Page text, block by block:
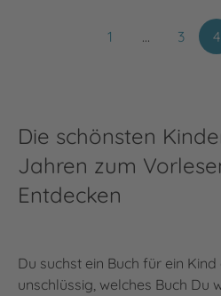
1 … 3 4
Die schönsten
Jahren zum
Entdecken
Du suchst ein Buch für ein
unschlüssig, welches Buch Du